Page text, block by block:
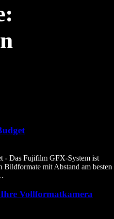
- Das Fujifilm GFX-System ist
Bildformate mit Abstand am besten
Vollformatkamera